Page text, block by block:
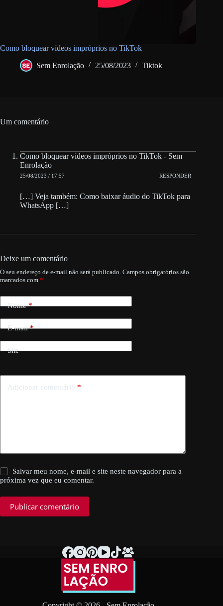
Como bloquear vídeos impróprios no TikTok
Sem Enrolação 25/08/2023 Tiktok
Um comentário
Como bloquear vídeos impróprios no TikTok - Sem
Enrolação
25/08/2023 / 17:57 RESPONDER
[…] Veja também: Como baixar áudio do TikTok para
WhatsApp […]
Deixe um comentário
O seu endereço de e-mail não será publicado. Campos obrigatórios são
marcados com *
Nome*
E-mail*
Site
Adicionar comentário *
Salvar meu nome, e-mail e site neste navegador para a
próxima vez que eu comentar.
Publicar comentário